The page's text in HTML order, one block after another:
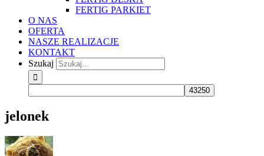
FERTIG PARKIET
O NAS
OFERTA
NASZE REALIZACJE
KONTAKT
Szukaj
jelonek